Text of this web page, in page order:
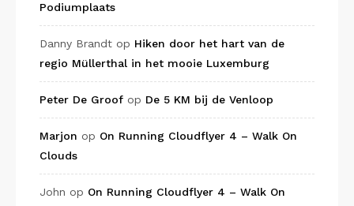
Podiumplaats
Danny Brandt op Hiken door het hart van de
regio Müllerthal in het mooie Luxemburg
Peter De Groof op De 5 KM bij de Venloop
Marjon op On Running Cloudflyer 4 – Walk On
Clouds
John op On Running Cloudflyer 4 – Walk On